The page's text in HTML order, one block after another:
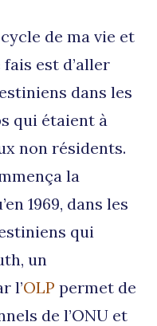
de ma vie et
est d’aller
dans les
qui étaient à
non résidents.
la
1969, dans les
qui
un
l’OLP permet de
de l’ONU et